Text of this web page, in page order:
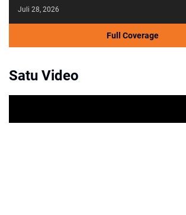
Juli 28, 2026
Full Coverage
Satu Video